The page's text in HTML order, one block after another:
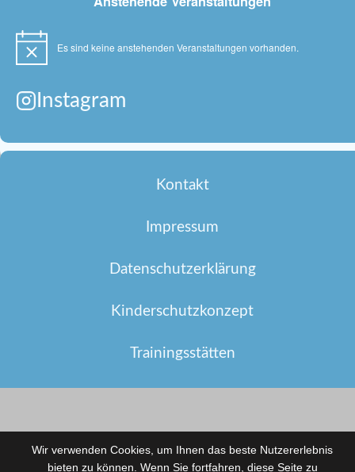
Hinweis Es sind keine anstehenden Veranstaltungen vorhanden.
Instagram
Kontakt
Impressum
Datenschutzerklärung
Kinderschutzkonzept
Trainingsstätten
Wir verwenden Cookies, um Ihnen das beste Nutzererlebnis
bieten zu können. Wenn Sie fortfahren, diese Seite zu